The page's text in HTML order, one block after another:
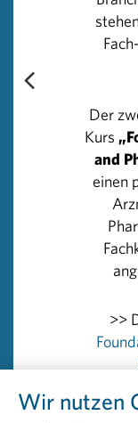
in Österreich.
„Die Bandbreite
wertvoll und
und kann Leben
das eines
In Österreich
Jahren
Termin in einem
Informationen
https://
Rückfragehinweis:
PHARMIG –
Österreichs
Der
Kurs
and
einen
>>
Wir nutzen